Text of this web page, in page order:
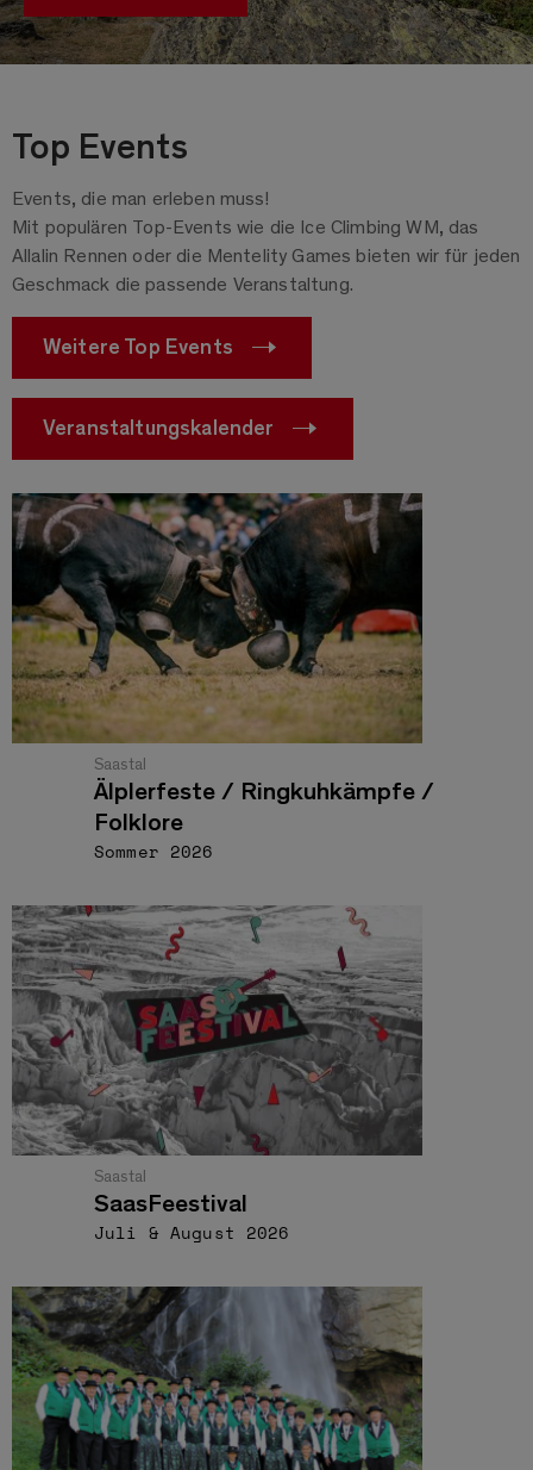
Top Events
Events, die man erleben muss!
Mit populären Top-Events wie die Ice Climbing WM, das
Allalin Rennen oder die Mentelity Games bieten wir für jeden
Geschmack die passende Veranstaltung.
Weitere Top Events
Veranstaltungskalender
Saastal
Älplerfeste / Ringkuhkämpfe /
Folklore
Sommer 2026
Saastal
SaasFeestival
Juli & August 2026